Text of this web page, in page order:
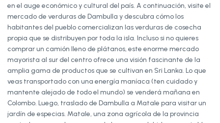
en el auge económico y cultural del país. A continuación, visite el
mercado de verduras de Dambulla y descubra cómo los
habitantes del pueblo comercializan las verduras de cosecha
propia que se distribuyen por toda la isla. Incluso si no quieres
comprar un camión lleno de plátanos, este enorme mercado
mayorista al sur del centro ofrece una visión fascinante de la
amplia gama de productos que se cultivan en Sri Lanka. Lo que
veas transportado con una energía maníaca (ten cuidado y
mantente alejado de todo el mundo) se venderá mañana en
Colombo. Luego, traslado de Dambulla a Matale para visitar un
jardín de especias. Matale, una zona agrícola de la provincia